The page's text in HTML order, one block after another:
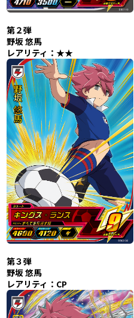
第２弾
野坂 悠馬
レアリティ：★★
第３弾
野坂 悠馬
レアリティ：CP